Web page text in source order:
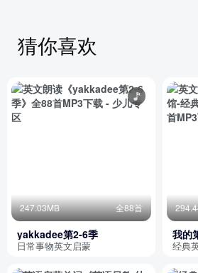
猜你喜欢
247.03MB 全88首
yakkadee第2-6季
日常事物英文启蒙
我的
书籍
经典